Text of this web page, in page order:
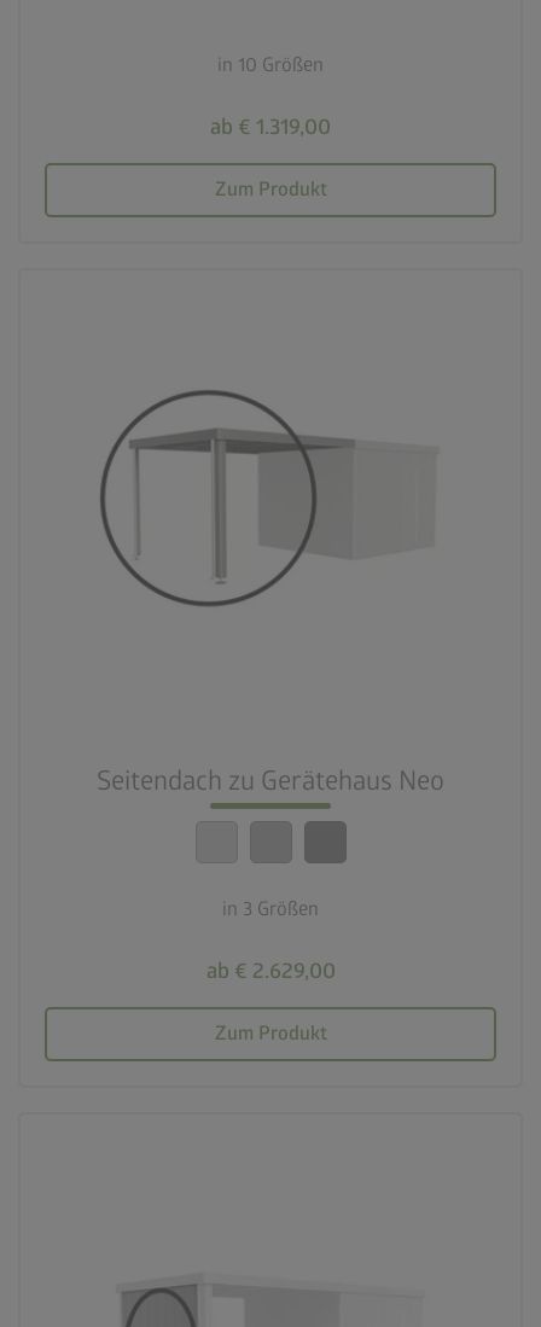
in 10 Größen
ab € 1.319,00
Zum Produkt
Seitendach zu Gerätehaus Neo
in 3 Größen
ab € 2.629,00
Zum Produkt